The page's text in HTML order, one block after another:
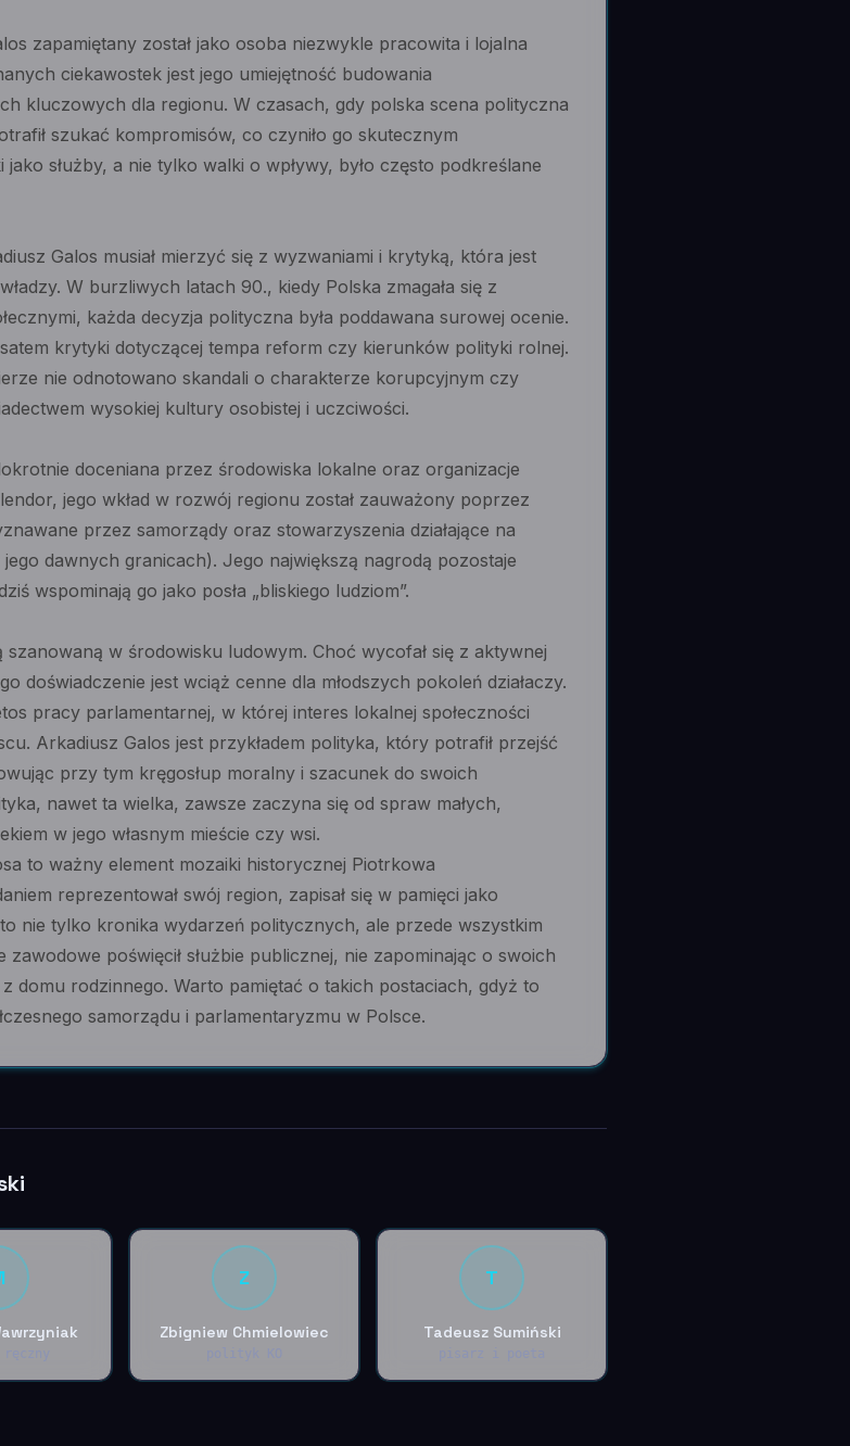
zapamiętany został jako osoba niezwykle pracowita i lojalna
ciekawostek jest jego umiejętność budowania
kluczowych dla regionu. W czasach, gdy polska scena polityczna
szukać kompromisów, co czyniło go skutecznym
służby, a nie tylko walki o wpływy, było często podkreślane
Galos musiał mierzyć się z wyzwaniami i krytyką, która jest
W burzliwych latach 90., kiedy Polska zmagała się z
każda decyzja polityczna była poddawana surowej ocenie.
krytyki dotyczącej tempa reform czy kierunków polityki rolnej.
nie odnotowano skandali o charakterze korupcyjnym czy
wysokiej kultury osobistej i uczciwości.
doceniana przez środowiska lokalne oraz organizacje
jego wkład w rozwój regionu został zauważony poprzez
przez samorządy oraz stowarzyszenia działające na
dawnych granicach). Jego największą nagrodą pozostaje
wspominają go jako posła „bliskiego ludziom”.
w środowisku ludowym. Choć wycofał się z aktywnej
doświadczenie jest wciąż cenne dla młodszych pokoleń działaczy.
pracy parlamentarnej, w której interes lokalnej społeczności
Arkadiusz Galos jest przykładem polityka, który potrafił przejść
przy tym kręgosłup moralny i szacunek do swoich
nawet ta wielka, zawsze zaczyna się od spraw małych,
w jego własnym mieście czy wsi.
to ważny element mozaiki historycznej Piotrkowa
reprezentował swój region, zapisał się w pamięci jako
nie tylko kronika wydarzeń politycznych, ale przede wszystkim
poświęcił służbie publicznej, nie zapominając o swoich
domu rodzinnego. Warto pamiętać o takich postaciach, gdyż to
samorządu i parlamentaryzmu w Polsce.
Z
Zbigniew Chmielowiec
T
Tadeusz Sumiński